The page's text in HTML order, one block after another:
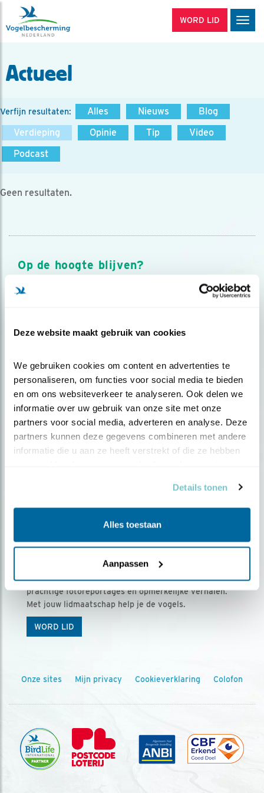
Deze website maakt gebruik van cookies
We gebruiken cookies om content en advertenties te
personaliseren, om functies voor social media te bieden
en om ons websiteverkeer te analyseren. Ook delen we
informatie over uw gebruik van onze site met onze
partners voor social media, adverteren en analyse. Deze
partners kunnen deze gegevens combineren met andere
informatie die u aan ze heeft verstrekt of die ze hebben
Details tonen
Alles toestaan
Aanpassen
WORD LID
Actueel
Verfijn resultaten: Alles Nieuws
Blog
Verdieping
Opinie Tip
Video
Podcast
Geen resultaten.
Op de hoogte blijven?
Meld je aan en ontvang nieuws, inspiratie, acties en tips
over vogels en activiteiten van Vogelbescherming.
Ontvang 5 x Vogels voor € 36,00 per jaar
Vogels is het tijdschrift voor onze leden, met
prachtige fotoreportages en opmerkelijke verhalen.
Met jouw lidmaatschap help je de vogels.
WORD LID
Onze sites Mijn privacy Cookieverklaring Colofon